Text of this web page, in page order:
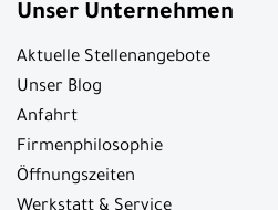
Unser Unternehmen
Aktuelle Stellenangebote
Unser Blog
Anfahrt
Firmenphilosophie
Öffnungszeiten